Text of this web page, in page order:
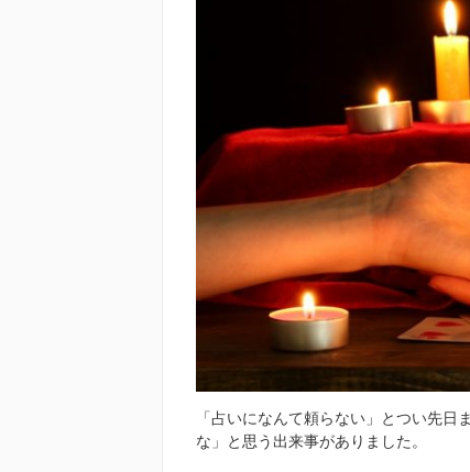
「占いになんて頼らない」とつい先
な」と思う出来事がありました。